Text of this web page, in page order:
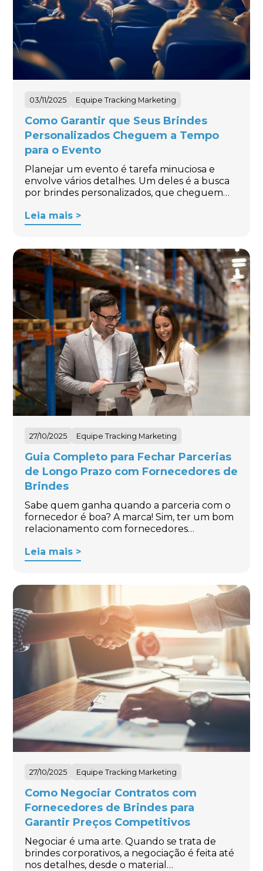
03/11/2025 Equipe Tracking Marketing
Como Garantir que Seus Brindes
Personalizados Cheguem a Tempo
para o Evento
Planejar um evento é tarefa minuciosa e
envolve vários detalhes. Um deles é a busca
por brindes personalizados, que cheguem…
Leia mais >
27/10/2025 Equipe Tracking Marketing
Guia Completo para Fechar Parcerias
de Longo Prazo com Fornecedores de
Brindes
Sabe quem ganha quando a parceria com o
fornecedor é boa? A marca! Sim, ter um bom
relacionamento com fornecedores…
Leia mais >
27/10/2025 Equipe Tracking Marketing
Como Negociar Contratos com
Fornecedores de Brindes para
Garantir Preços Competitivos
Negociar é uma arte. Quando se trata de
brindes corporativos, a negociação é feita até
nos detalhes, desde o material…